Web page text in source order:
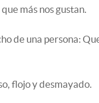
más nos gustan.
de una persona:
flojo y desmayado.